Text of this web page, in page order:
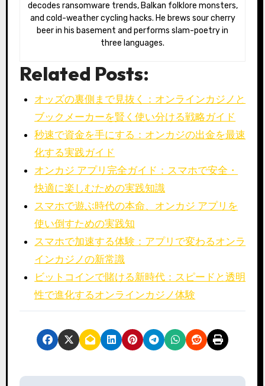
decodes ransomware trends, Balkan folklore monsters,
and cold-weather cycling hacks. He brews sour cherry
beer in his basement and performs slam-poetry in
three languages.
Related Posts:
オッズの裏側まで見抜く：オンラインカジノと
ブックメーカーを賢く使い分ける戦略ガイド
秒速で資金を手にする：オンカジの出金を最速
化する実践ガイド
オンカジ アプリ完全ガイド：スマホで安全・
快適に楽しむための実践知識
スマホで遊ぶ時代の本命、オンカジ アプリを
使い倒すための実践知
スマホで加速する体験：アプリで変わるオンラ
インカジノの新常識
ビットコインで賭ける新時代：スピードと透明
性で進化するオンラインカジノ体験